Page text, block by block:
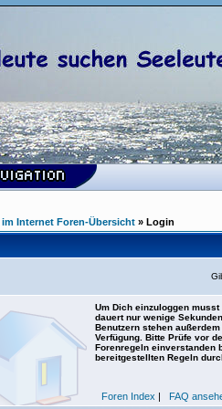
im Internet Foren-Übersicht » Login
Um Dich einzuloggen
dauert nur wenige
Benutzern stehen
Verfügung. Bitte Prüfe vor
Forenregeln einverstanden
bereitgestellten Regeln
Foren Index | FAQ